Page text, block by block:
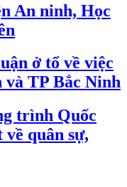
An ninh, Học
ở tổ về việc
TP Bắc Ninh
trình Quốc
về quân sự,